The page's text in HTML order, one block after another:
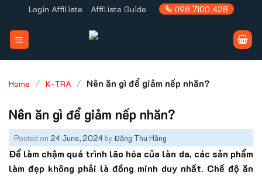
to
content
Login Affiliate Affiliate Guide 098 7100 428
Home / K-TRA / Nên ăn gì để giảm nếp nhăn?
Nên ăn gì để giảm nếp nhăn?
Posted on 24 June, 2024 byĐặng Thu Hằng
Để làm chậm quá trình lão hóa của làn da, các sản phẩm
làm đẹp không phải là đồng minh duy nhất. Chế độ ăn